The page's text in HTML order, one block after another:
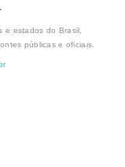
e estados do Brasil,
públicas e oficiais.